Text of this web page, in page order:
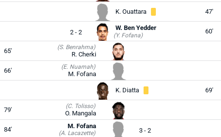
K. Ouattara 47'
2 - 2
W. Ben Yedder
(Y. Fofana)
60'
65' (S. Benrahma)
R. Cherki
66' (E. Nuamah)
M. Fofana
K. Diatta 69'
79' (C. Tolisso)
O. Mangala
84' (A. Lacazette)
M. Fofana
3 - 2